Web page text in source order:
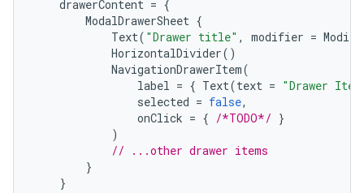
drawerContent = {
ModalDrawerSheet {
Text( "Drawer title" , modifier =
HorizontalDivider()
NavigationDrawerItem(
label = { Text(text = "Drawer
selected = false,
onClick = { /*TODO*/ }
)
// ...other drawer items
}
}